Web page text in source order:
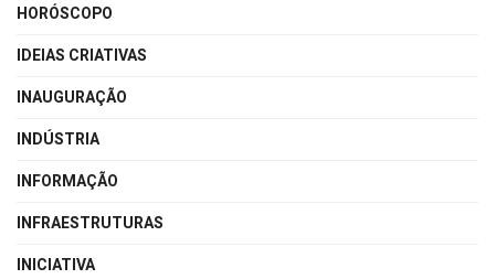
HORÓSCOPO
IDEIAS CRIATIVAS
INAUGURAÇÃO
INDÚSTRIA
INFORMAÇÃO
INFRAESTRUTURAS
INICIATIVA